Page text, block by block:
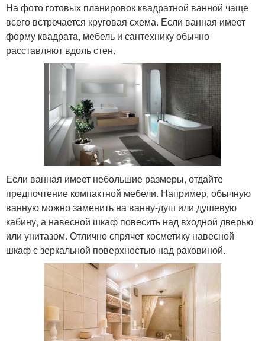
На фото готовых планировок квадратной ванной чаще
всего встречается круговая схема. Если ванная имеет
форму квадрата, мебель и сантехнику обычно
расставляют вдоль стен.
Если ванная имеет небольшие размеры, отдайте
предпочтение компактной мебели. Например, обычную
ванную можно заменить на ванну-душ или душевую
кабину, а навесной шкаф повесить над входной дверью
или унитазом. Отлично спрячет косметику навесной
шкаф с зеркальной поверхностью над раковиной.